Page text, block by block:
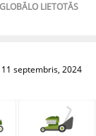
LIETOTĀS
11 septembris, 2024